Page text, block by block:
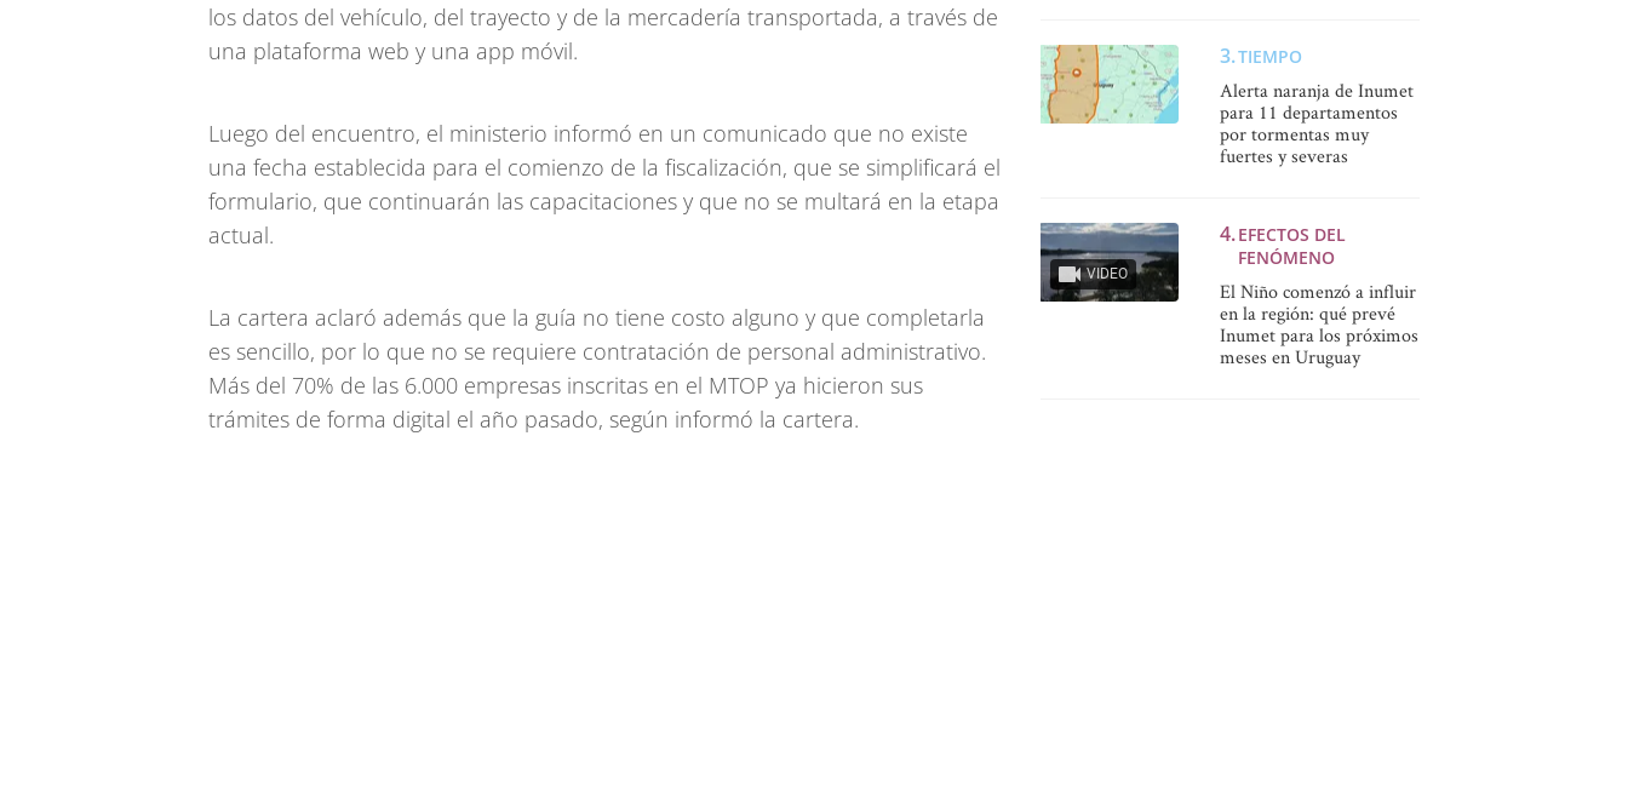
los datos del vehículo, del trayecto y de la mercadería transportada, a través de
una plataforma web y una app móvil.
Luego del encuentro, el ministerio informó en un comunicado que no existe
una fecha establecida para el comienzo de la fiscalización, que se simplificará el
formulario, que continuarán las capacitaciones y que no se multará en la etapa
actual.
La cartera aclaró además que la guía no tiene costo alguno y que completarla
es sencillo, por lo que no se requiere contratación de personal administrativo.
Más del 70% de las 6.000 empresas inscritas en el MTOP ya hicieron sus
trámites de forma digital el año pasado, según informó la cartera.
TIEMPO
Alerta naranja de Inumet
para 11 departamentos
por tormentas muy
fuertes y severas
VIDEO
EFECTOS DEL
FENÓMENO
El Niño comenzó a influir
en la región: qué prevé
Inumet para los próximos
meses en Uruguay